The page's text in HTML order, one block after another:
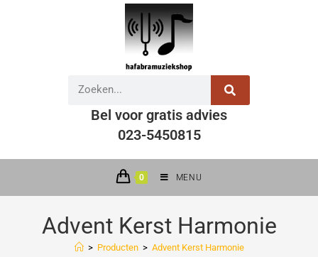
Bel voor gratis advies
023-5450815
0 MENU
Advent Kerst Harmonie
> Producten > Advent Kerst Harmonie